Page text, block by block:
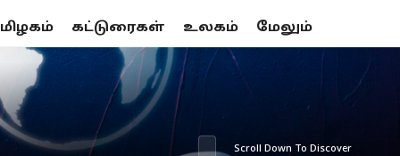
கட்டுரைகள் உலகம் மேலும்
Scroll Down To Discover